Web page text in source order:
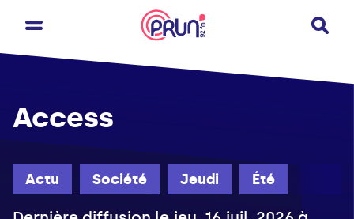
Actu Société Jeudi Été
Access